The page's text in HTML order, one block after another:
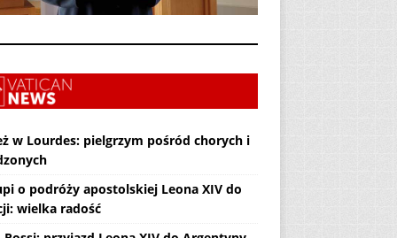
w Lourdes: pielgrzym pośród chorych i
o podróży apostolskiej Leona XIV do
wielka radość